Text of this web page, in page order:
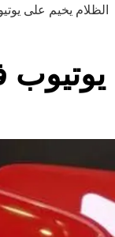
الظلام يخيم على